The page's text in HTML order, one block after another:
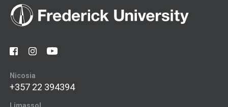
Nicosia
+357 22 394394